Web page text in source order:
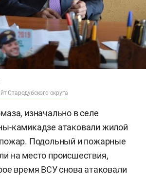
Стародубского округа
изначально в селе
камикадзе атаковали жилой
Подольный и пожарные
на место происшествия,
время ВСУ снова атаковали